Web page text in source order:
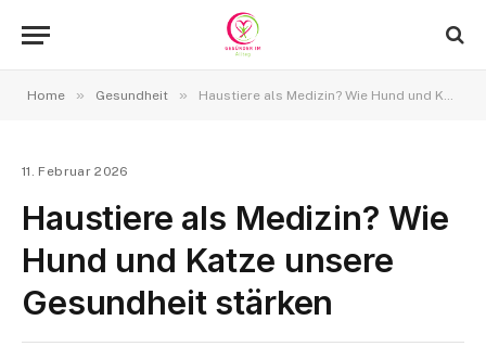
Home » Gesundheit » Haustiere als Medizin? Wie Hund und Katze unsere Gesundheit stärken
11. Februar 2026
Haustiere als Medizin? Wie
Hund und Katze unsere
Gesundheit stärken